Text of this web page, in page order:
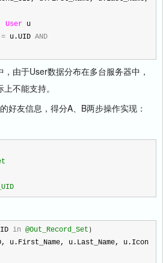
User u
= u.UID AND
由于User数据分布在多台服务器中，
不能支持。
好友信息，得分A、B两步操作实现：
in @Out_Record_Set ）
u.First_Name, u.Last_Name, u.Icon